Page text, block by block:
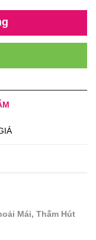
Mái, Thấm Hút